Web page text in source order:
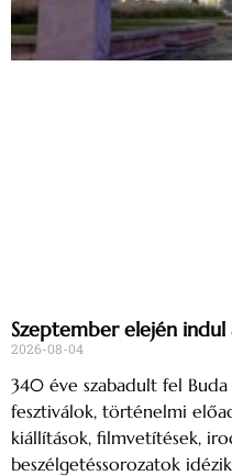
Szeptember elején indul
2026-08-04
340 éve szabadult fel
fesztiválok, történelmi
kiállítások, filmvetítések,
beszélgetéssorozatok